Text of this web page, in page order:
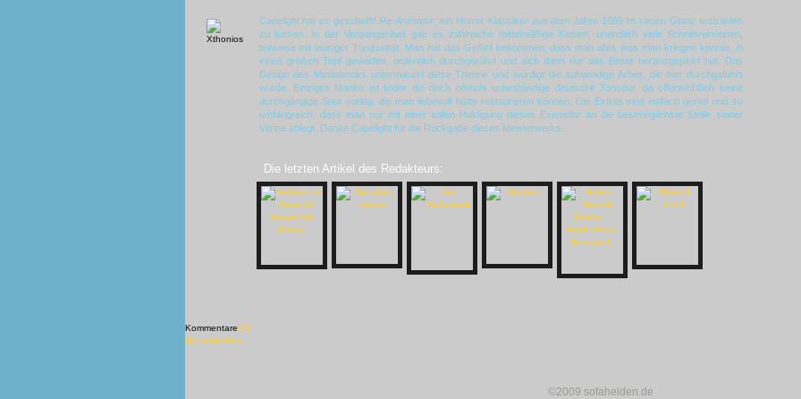
Capelight hat es geschafft!Re-Animator , ein Horror-Klassiker aus dem Jahre 1989 im neuen Glanz erstrahlen
zu lassen. In der Vergangenheit gab es zahlreiche mittelmäßige Kopien, unendlich viele Schnittversionen,
teilweise mit lausiger Tonqualität. Man hat das Gefühl bekommen, dass man alles was man kriegen konnte, in
einen großen Topf geworfen, ordentlich durchgerührt und sich dann nur das Beste herausgepickt hat. Das
Design des Mediabooks untermauert diese Theorie und würdigt die aufwendige Arbeit, die hier durchgeführt
wurde. Einziges Manko ist leider die doch oftmals unbeständige deutsche Tonspur, da offensichtlich keine
durchgängige Spur vorlag, die man liebevoll hätte restaurieren können. Die Extras sind einfach genial und so
umfangreich, dass man nur mit einer stillen Huldigung dieses Exemplar an die bestmöglichste Stelle seiner
Vitrine ablegt. Danke Capelight für die Rückgabe dieses Meisterwerks.
Die letzten Artikel des Redakteurs:
Kommentare[X]
[X] schließen
©2009 sofahelden.de